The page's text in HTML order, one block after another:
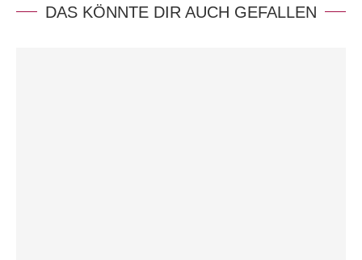
DAS KÖNNTE DIR AUCH GEFALLEN